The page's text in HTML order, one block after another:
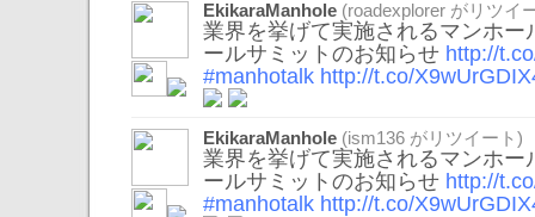
EkikaraManhole (roadexplorer がリツイ
業界を挙げて実施されるマンホー
ールサミットのお知らせ http://
#manhotalk http://t.co/
EkikaraManhole (ism136 がリツイート)
業界を挙げて実施されるマンホー
ールサミットのお知らせ http://
#manhotalk http://t.co/